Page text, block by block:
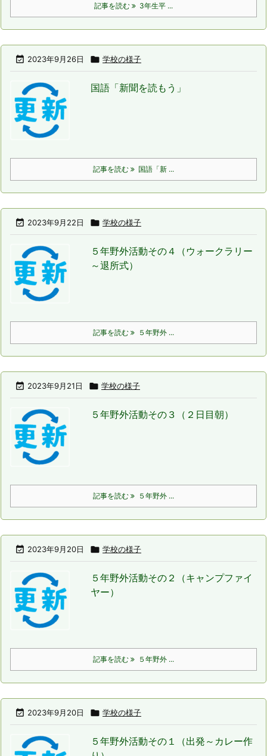
記事を読む 3年生平 ...
 2023年9月26日  学校の様子
国語「新聞を読もう」
記事を読む 国語「新 ...
 2023年9月22日  学校の様子
５年野外活動その４（ウォークラリー
～退所式）
記事を読む ５年野外 ...
 2023年9月21日  学校の様子
５年野外活動その３（２日目朝）
記事を読む ５年野外 ...
 2023年9月20日  学校の様子
５年野外活動その２（キャンプファイ
ヤー）
記事を読む ５年野外 ...
 2023年9月20日  学校の様子
５年野外活動その１（出発～カレー作